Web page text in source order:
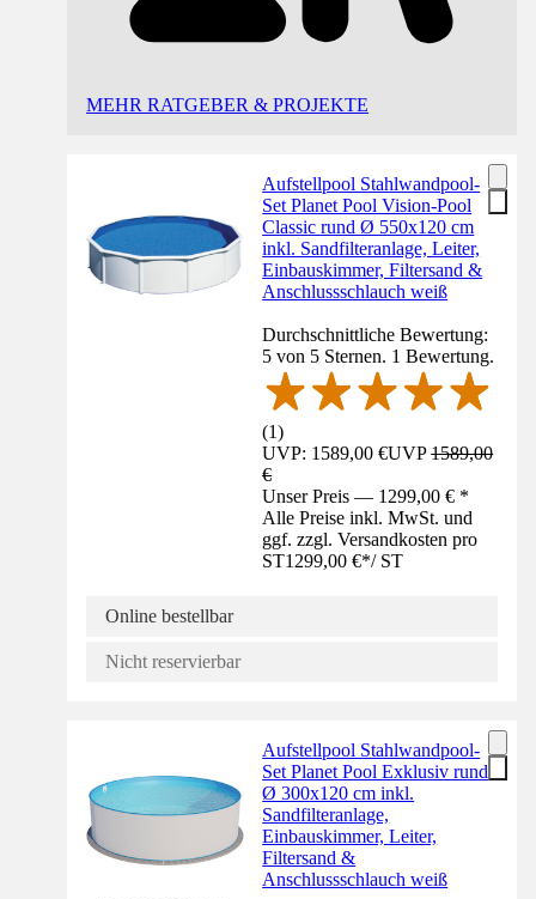
MEHR RATGEBER & PROJEKTE
Aufstellpool Stahlwandpool-
Set Planet Pool Vision-Pool
Classic rund Ø 550x120 cm
inkl. Sandfilteranlage, Leiter,
Einbauskimmer, Filtersand &
Anschlussschlauch weiß
Durchschnittliche Bewertung:
5 von 5 Sternen. 1 Bewertung.
(1)
UVP: 1589,00 €UVP1589,00
€
Unser Preis — 1299,00 € *
Alle Preise inkl. MwSt. und
ggf. zzgl. Versandkosten pro
ST1299,00 €*/ ST
Online bestellbar
Nicht reservierbar
Aufstellpool Stahlwandpool-
Set Planet Pool Exklusiv rund
Ø 300x120 cm inkl.
Sandfilteranlage,
Einbauskimmer, Leiter,
Filtersand &
Anschlussschlauch weiß